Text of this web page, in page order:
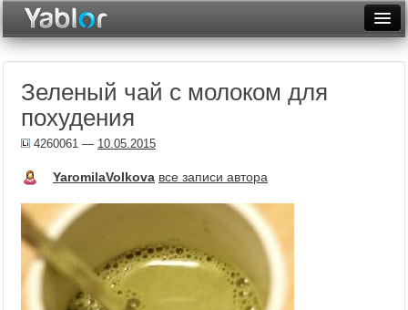
Неделя
Видеотоп
Зеленый чай с молоком для
похудения
4260061 — 10.05.2015
YaromilaVolkova все записи автора